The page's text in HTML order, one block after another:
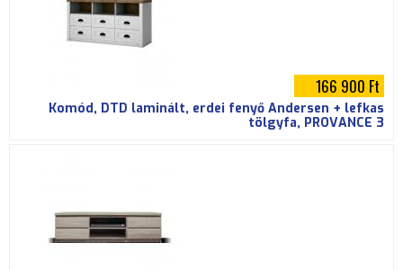
166 900 Ft
Komód, DTD laminált, erdei fenyő Andersen + lefkas
tölgyfa, PROVANCE 3